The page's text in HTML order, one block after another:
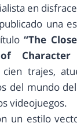
en
una
“The
Character
trajes,
del mundo
videojuegos.
un estilo